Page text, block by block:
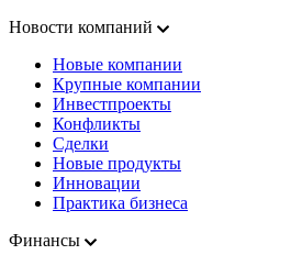
Новости компаний
Новые компании
Крупные компании
Инвестпроекты
Конфликты
Сделки
Новые продукты
Инновации
Практика бизнеса
Финансы